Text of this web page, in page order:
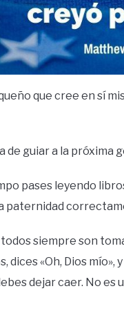
que cree en sí
de guiar a la próxima
pases leyendo
paternidad
siempre son
dices «Oh, Dios
dejar caer. No es